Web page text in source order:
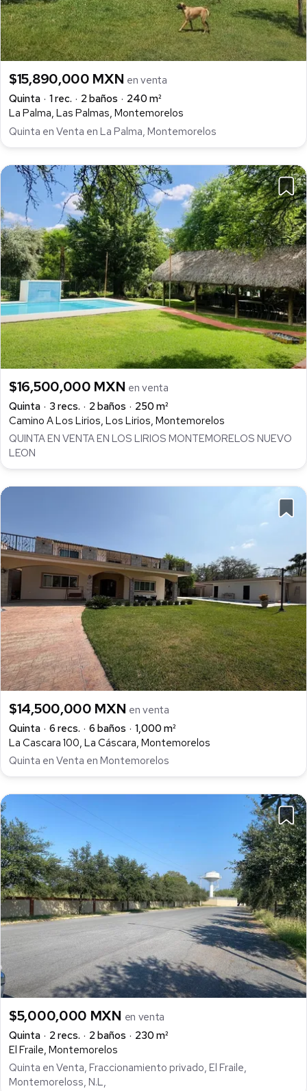
$15,890,000 MXN en venta
Quinta
1 rec. 2 baños
240 m²
La Palma, Las Palmas, Montemorelos
Quinta en Venta en La Palma, Montemorelos
$16,500,000 MXN en venta
Quinta
3 recs. 2 baños
250 m²
Camino A Los Lirios, Los Lirios, Montemorelos
QUINTA EN VENTA EN LOS LIRIOS MONTEMORELOS NUEVO
LEON
$14,500,000 MXN en venta
Quinta
6 recs. 6 baños
1,000 m²
La Cascara 100, La Cáscara, Montemorelos
Quinta en Venta en Montemorelos
$5,000,000 MXN en venta
Quinta
2 recs. 2 baños
230 m²
El Fraile, Montemorelos
Quinta en Venta, Fraccionamiento privado, El Fraile,
Montemoreloss, N.L,